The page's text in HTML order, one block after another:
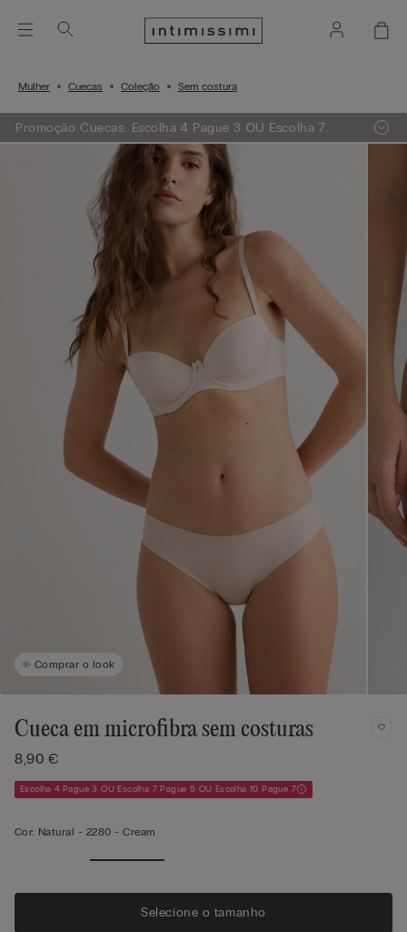
Mulher Cuecas Coleção Sem costura
Promoção Cuecas: Escolha 4 Pague 3 OU Escolha 7
Pague 5 OU Escolha 10 Pague 7
Comprar o look
Cueca em microfibra sem costuras
8,90 €
Escolha 4 Pague 3 OU Escolha 7 Pague 5 OU Escolha 10 Pague 7
Cor: Natural - 2280 - Cream
Selecione o tamanho